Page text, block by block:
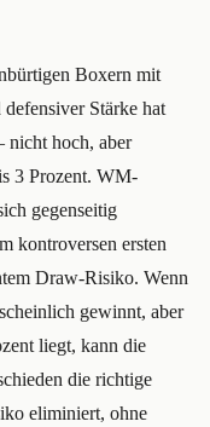
Boxern mit
Stärke hat
hoch, aber
3 Prozent. WM-
gegenseitig
kontroversen ersten
Draw-Risiko. Wenn
gewinnt, aber
liegt, kann die
die richtige
eliminiert, ohne